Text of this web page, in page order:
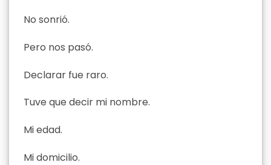
No sonrió.
Pero nos pasó.
Declarar fue raro.
Tuve que decir mi nombre.
Mi edad.
Mi domicilio.